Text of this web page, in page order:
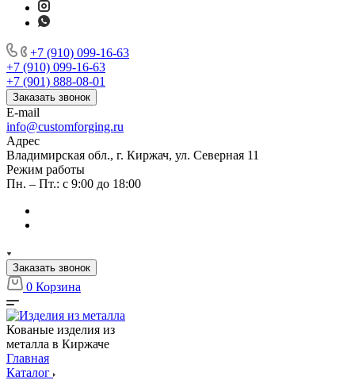
+7 (910) 099-16-63
+7 (910) 099-16-63
+7 (901) 888-08-01
Заказать звонок
E-mail
info@customforging.ru
Адрес
Владимирская обл., г. Киржач, ул. Северная 11
Режим работы
Пн. – Пт.: с 9:00 до 18:00
Заказать звонок
0 Корзина
Кованые изделия из
металла в Киржаче
Главная
Каталог